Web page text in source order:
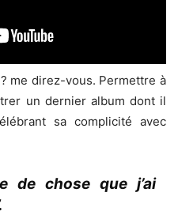
me direz-vous. Permettre à
un dernier album dont il
sa complicité avec
de chose que j’ai